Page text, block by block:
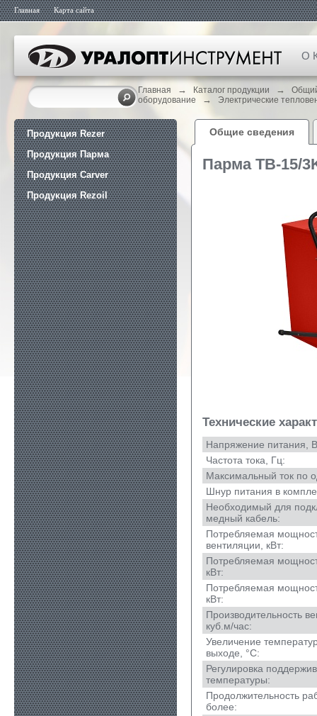
Главная Карта сайта
О
Главная → Каталог продукции →
оборудование
→ Электрические
Продукция Rezer
Продукция Парма
Продукция Carver
Продукция Rezoil
Общие сведения
Парма ТВ-15/
Технические
Напряжение питания,
Частота тока, Гц:
Максимальный ток по
Шнур питания в
Необходимый для
медный кабель:
Потребляемая
вентиляции, кВт:
Потребляемая
кВт:
Потребляемая
кВт:
Производительность
куб.м/час:
Увеличение
выходе, °С:
Регулировка
температуры:
Продолжительность
более: